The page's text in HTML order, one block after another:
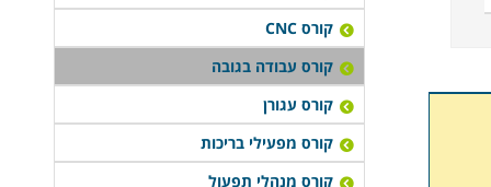
קורס CNC
קורס עבודה בגובה
קורס עגורן
קורס מפעילי בריכות
קורס מנהלי תפעול